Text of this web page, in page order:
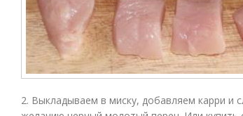
2. Выкладываем в миску, добавляем карри и